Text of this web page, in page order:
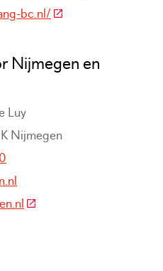
bc.nl/ (Deze link gaat naar
Nijmegen en
Luy
Nijmegen
(Deze link gaat naar een